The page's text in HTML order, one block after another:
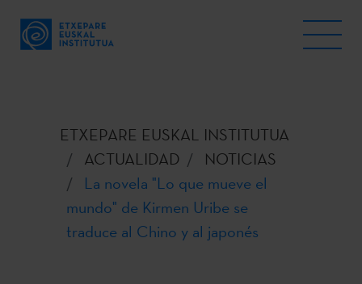
ETXEPARE EUSKAL INSTITUTUA
ACTUALIDAD
NOTICIAS
La novela "Lo que mueve el
mundo" de Kirmen Uribe se
traduce al Chino y al japonés